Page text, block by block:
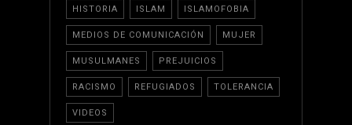
HISTORIA ISLAM ISLAMOFOBIA
MEDIOS DE COMUNICACIÓN MUJER
MUSULMANES PREJUICIOS
RACISMO REFUGIADOS TOLERANCIA
VIDEOS